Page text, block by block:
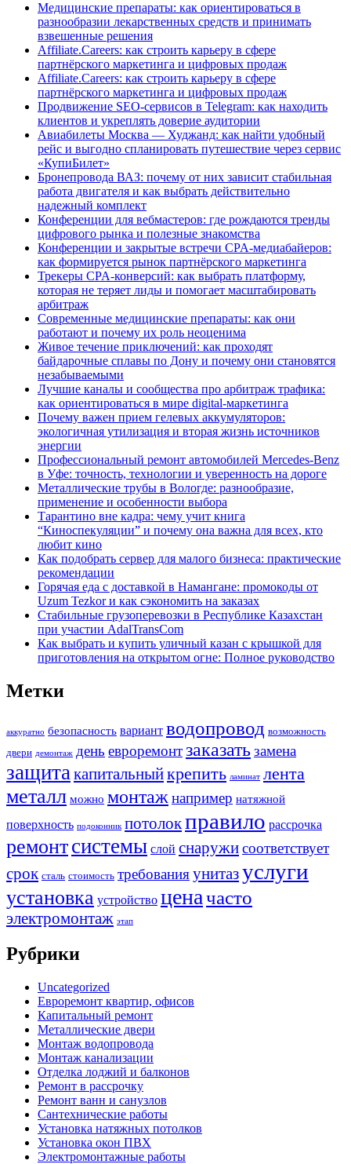
Медицинские препараты: как ориентироваться в
разнообразии лекарственных средств и принимать
взвешенные решения
Affiliate.Careers: как строить карьеру в сфере
партнёрского маркетинга и цифровых продаж
Affiliate.Careers: как строить карьеру в сфере
партнёрского маркетинга и цифровых продаж
Продвижение SEO-сервисов в Telegram: как находить
клиентов и укреплять доверие аудитории
Авиабилеты Москва — Худжанд: как найти удобный
рейс и выгодно спланировать путешествие через сервис
«КупиБилет»
Бронепровода ВАЗ: почему от них зависит стабильная
работа двигателя и как выбрать действительно
надежный комплект
Конференции для вебмастеров: где рождаются тренды
цифрового рынка и полезные знакомства
Конференции и закрытые встречи CPA-медиабайеров:
как формируется рынок партнёрского маркетинга
Трекеры CPA-конверсий: как выбрать платформу,
которая не теряет лиды и помогает масштабировать
арбитраж
Современные медицинские препараты: как они
работают и почему их роль неоценима
Живое течение приключений: как проходят
байдарочные сплавы по Дону и почему они становятся
незабываемыми
Лучшие каналы и сообщества про арбитраж трафика:
как ориентироваться в мире digital-маркетинга
Почему важен прием гелевых аккумуляторов:
экологичная утилизация и вторая жизнь источников
энергии
Профессиональный ремонт автомобилей Mercedes-Benz
в Уфе: точность, технологии и уверенность на дороге
Металлические трубы в Вологде: разнообразие,
применение и особенности выбора
Тарантино вне кадра: чему учит книга
“Киноспекуляции” и почему она важна для всех, кто
любит кино
Как подобрать сервер для малого бизнеса: практические
рекомендации
Горячая еда с доставкой в Намангане: промокоды от
Uzum Tezkor и как сэкономить на заказах
Стабильные грузоперевозки в Республике Казахстан
при участии AdalTransCom
Как выбрать и купить уличный казан с крышкой для
приготовления на открытом огне: Полное руководство
Метки
аккуратно безопасность вариант водопровод возможность
двери демонтаж день евроремонтзаказать замена
защита капитальныйкрепить ламинат лента
металл можно монтаж например натяжной
поверхность подоконник потолокправило рассрочка
ремонтсистемы слой снаружисоответствует
срок сталь стоимость требованияунитазуслуги
установка устройство ценачасто
электромонтаж этап
Рубрики
Uncategorized
Евроремонт квартир, офисов
Капитальный ремонт
Металлические двери
Монтаж водопровода
Монтаж канализации
Отделка лоджий и балконов
Ремонт в рассрочку
Ремонт ванн и санузлов
Сантехнические работы
Установка натяжных потолков
Установка окон ПВХ
Электромонтажные работы